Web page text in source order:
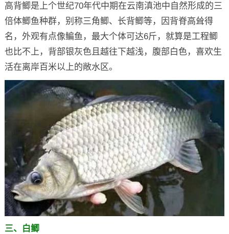
高背鲫是上个世纪70年代中期在云南滇池中自然形成的三
倍体鲫鱼种群，别称三角鲫、长背鲫等，因背脊高耸得
名，外观有点像鳊鱼，最大个体可达6斤，就算是工程鲫
也比不上，背部银灰色且越往下越浅，腹部白色，喜欢生
活在离岸百米以上的敞水区。
三、白鲫